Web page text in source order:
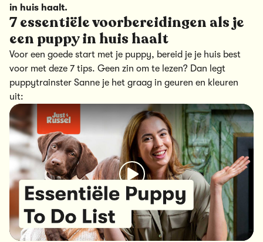
in huis haalt.
7 essentiële voorbereidingen als je
een puppy in huis haalt
Voor een goede start met je puppy, bereid je je huis best
voor met deze 7 tips. Geen zin om te lezen? Dan legt
puppytrainster Sanne je het graag in geuren en kleuren
uit: